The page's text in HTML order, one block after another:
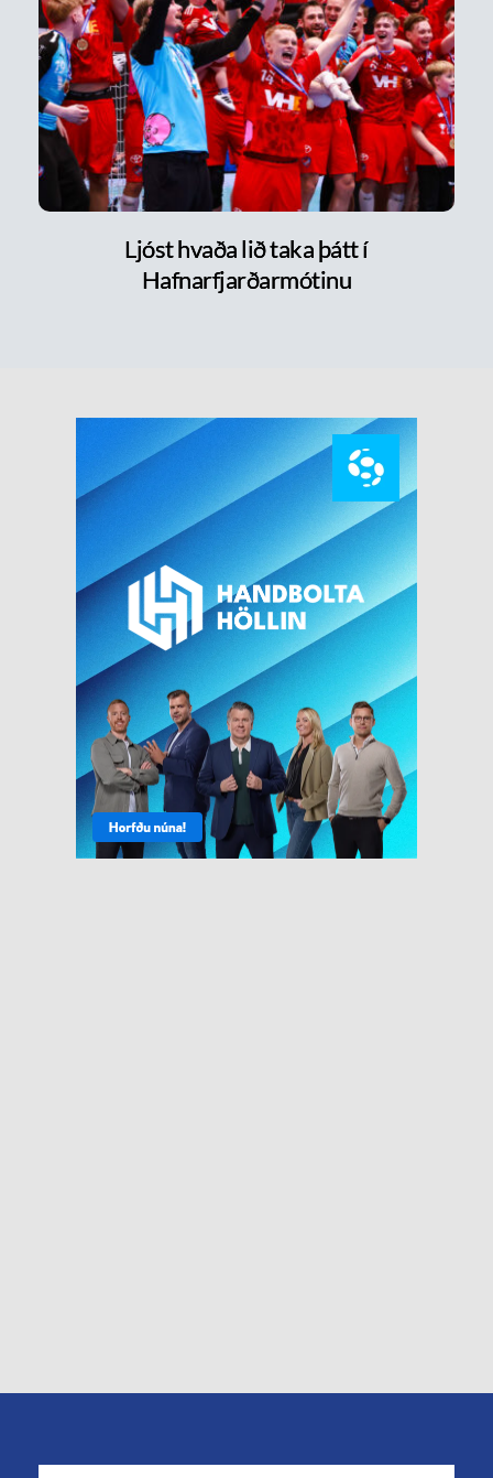
Ljóst hvaða lið taka þátt í
Hafnarfjarðarmótinu